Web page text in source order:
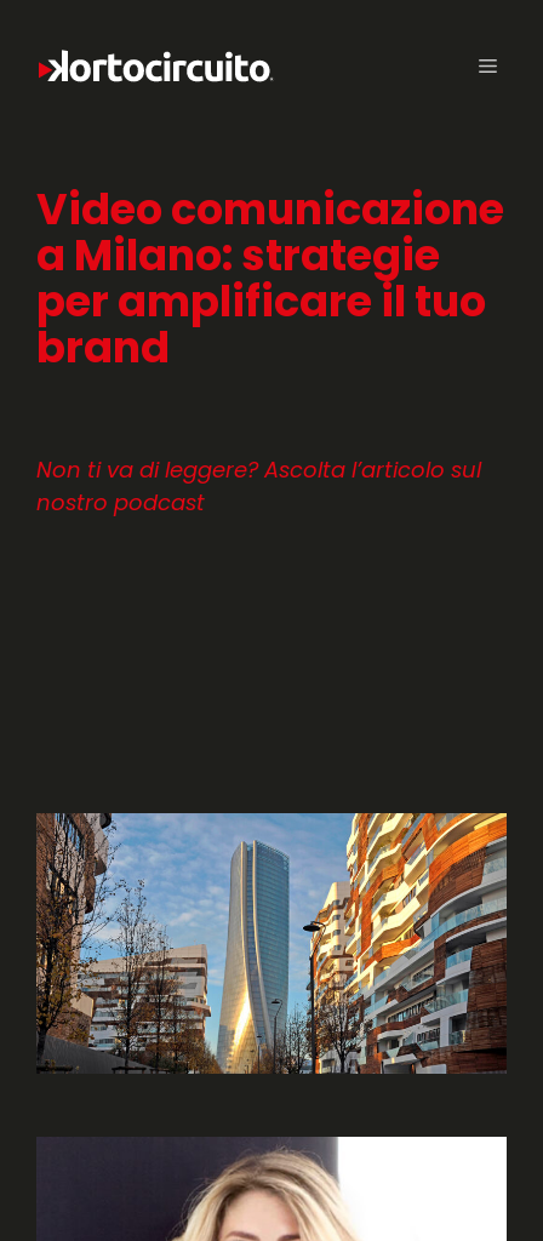
Video comunicazione
a Milano: strategie
per amplificare il tuo
brand
Non ti va di leggere? Ascolta l’articolo sul
nostro podcast